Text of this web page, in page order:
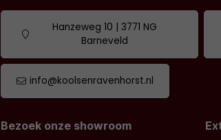
Hanzeweg 10 | 3771 NG
Barneveld
info@koolsenravenhorst.nl
Bezoek onze showroom